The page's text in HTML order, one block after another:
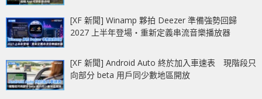
[XF 新聞] Winamp 夥拍 Deezer 準備強勢回歸
2027 上半年登場‧重新定義串流音樂播放器
[XF 新聞] Android Auto 終於加入車速表 現階段只
向部分 beta 用戶同少數地區開放